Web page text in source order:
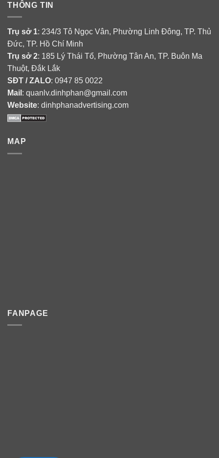
THÔNG TIN
Trụ sở 1: 234/3 Tô Ngọc Vân, Phường Linh Đông, TP. Thủ
Đức, TP. Hồ Chí Minh
Trụ sở 2: 185 Lý Thái Tổ, Phường Tân An, TP. Buôn Ma
Thuột, Đắk Lắk
SĐT / ZALO: 0947 85 0022
Mail : quanlv.dinhphan@gmail.com
Website: dinhphanadvertising.com
MAP
FANPAGE